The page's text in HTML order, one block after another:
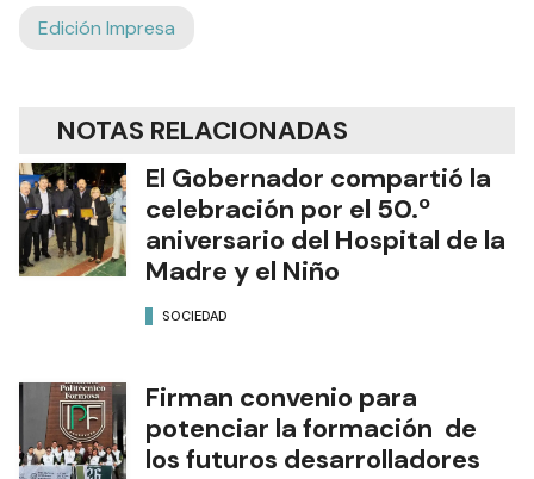
Edición Impresa
NOTAS RELACIONADAS
El Gobernador compartió la
celebración por el 50.º
aniversario del Hospital de la
Madre y el Niño
SOCIEDAD
Firman convenio para
potenciar la formación de
los futuros desarrolladores